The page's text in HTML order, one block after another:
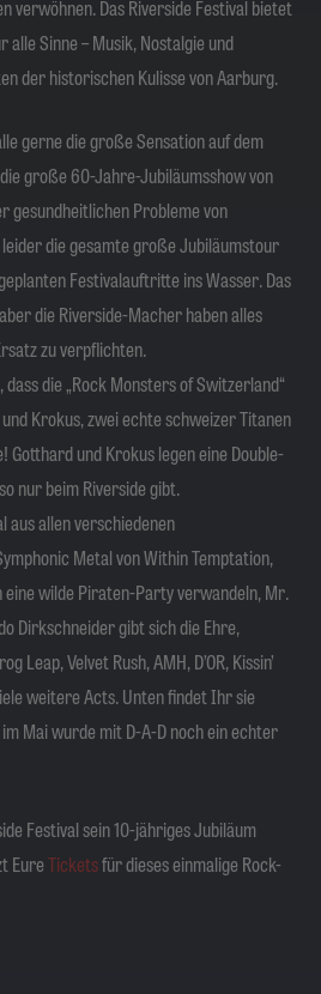
verwöhnen. Das Riverside Festival bietet
Sinne – Musik, Nostalgie und
der historischen Kulisse von Aarburg.
gerne die große Sensation auf dem
große 60-Jahre-Jubiläumsshow von
gesundheitlichen Probleme von
die gesamte große Jubiläumstour
Festivalauftritte ins Wasser. Das
die Riverside-Macher haben alles
zu verpflichten.
die „Rock Monsters of Switzerland“
Krokus, zwei echte schweizer Titanen
Gotthard und Krokus legen eine Double-
nur beim Riverside gibt.
aus allen verschiedenen
Metal von Within Temptation,
wilde Piraten-Party verwandeln, Mr.
Dirkschneider gibt sich die Ehre,
Leap, Velvet Rush, AMH, D’OR, Kissin’
weitere Acts. Unten findet Ihr sie
Mai wurde mit D-A-D noch ein echter
Festival sein 10-jähriges Jubiläum
EureTicketsfür dieses einmalige Rock-